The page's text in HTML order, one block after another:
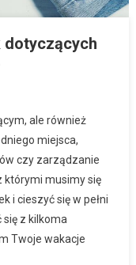
dotyczących
ale również
miejsca,
czy zarządzanie
którymi musimy się
i cieszyć się w pełni
z kilkoma
Twoje wakacje